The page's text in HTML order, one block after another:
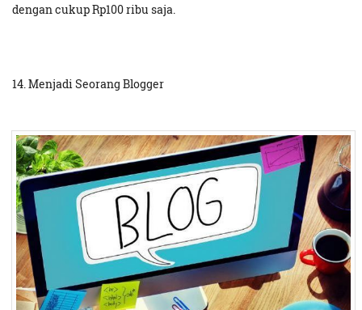
dengan cukup Rp100 ribu saja.
14. Menjadi Seorang Blogger